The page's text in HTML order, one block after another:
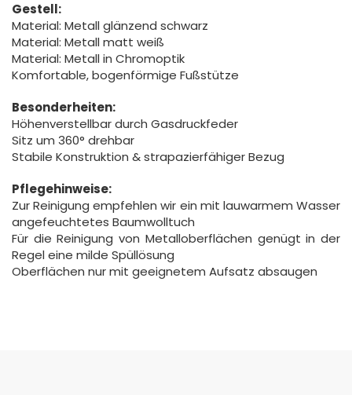
Gestell:
Material: Metall glänzend schwarz
Material: Metall matt weiß
Material: Metall in Chromoptik
Komfortable, bogenförmige Fußstütze
Besonderheiten:
Höhenverstellbar durch Gasdruckfeder
Sitz um 360° drehbar
Stabile Konstruktion & strapazierfähiger Bezug
Pflegehinweise:
Zur Reinigung empfehlen wir ein mit lauwarmem Wasser
angefeuchtetes Baumwolltuch
Für die Reinigung von Metalloberflächen genügt in der
Regel eine milde Spüllösung
Oberflächen nur mit geeignetem Aufsatz absaugen